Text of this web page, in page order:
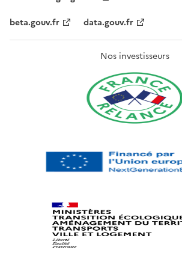
beta.gouv.fr
data.gouv.fr
Nos investisseurs